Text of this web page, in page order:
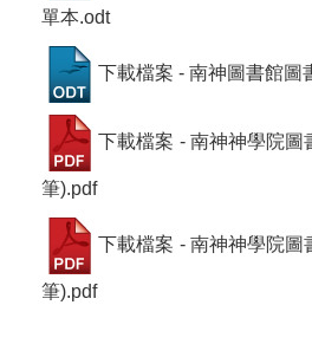
單本.odt
下載檔案 - 南神圖書館
下載檔案 - 南神神學院
筆).pdf
下載檔案 - 南神神學院
筆).pdf